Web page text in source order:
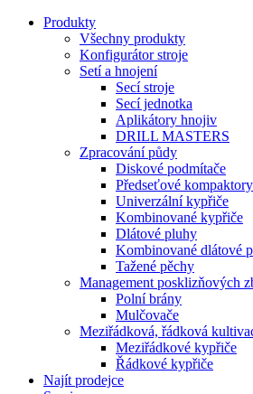
Produkty
Všechny produkty
Konfigurátor stroje
Setí a hnojení
Secí stroje
Secí jednotka
Aplikátory hnojiv
DRILL MASTERS
Zpracování půdy
Diskové podmítače
Předseťové kompaktory
Univerzální kypřiče
Kombinované kypřiče
Dlátové pluhy
Kombinované dlátové
Tažené pěchy
Management posklizňových
Polní brány
Mulčovače
Meziřádková, řádková
Meziřádkové kypřiče
Řádkové kypřiče
Najít prodejce